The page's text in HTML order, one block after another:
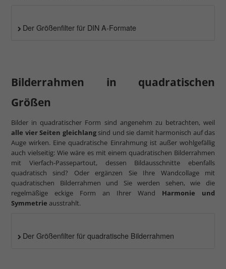
Der Größenfilter für DIN A-Formate
Bilderrahmen in quadratischen
Größen
Bilder in quadratischer Form sind angenehm zu betrachten, weil
alle vier Seiten gleichlangsind und sie damit harmonisch auf das
Auge wirken. Eine quadratische Einrahmung ist außer wohlgefällig
auch vielseitig: Wie wäre es mit einem quadratischen Bilderrahmen
mit Vierfach-Passepartout, dessen Bildausschnitte ebenfalls
quadratisch sind? Oder ergänzen Sie Ihre Wandcollage mit
quadratischen Bilderrahmen und Sie werden sehen, wie die
regelmäßige eckige Form an Ihrer Wand Harmonie und
Symmetrie ausstrahlt.
Der Größenfilter für quadratische Bilderrahmen